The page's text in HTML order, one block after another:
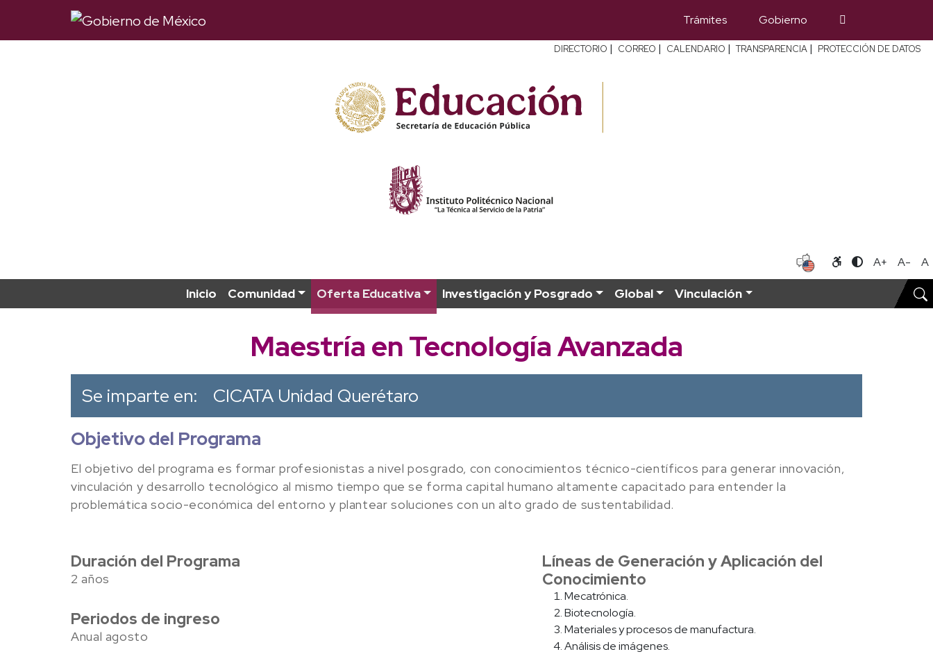
Trámites Gobierno
DIRECTORIO | CORREO | CALENDARIO | TRANSPARENCIA | PROTECCIÓN DE DATOS
A+ A- A
Inicio Comunidad Oferta Educativa Investigación y Posgrado Global Vinculación
Maestría en Tecnología Avanzada
Se imparte en:
CICATA Unidad Querétaro
Objetivo del Programa
El objetivo del programa es formar profesionistas a nivel posgrado, con conocimientos técnico-científicos para generar innovación,
vinculación y desarrollo tecnológico al mismo tiempo que se forma capital humano altamente capacitado para entender la
problemática socio-económica del entorno y plantear soluciones con un alto grado de sustentabilidad.
Duración del Programa
2 años
Periodos de ingreso
Anual agosto
Líneas de Generación y Aplicación del
Conocimiento
Mecatrónica.
Biotecnología.
Materiales y procesos de manufactura.
Análisis de imágenes.